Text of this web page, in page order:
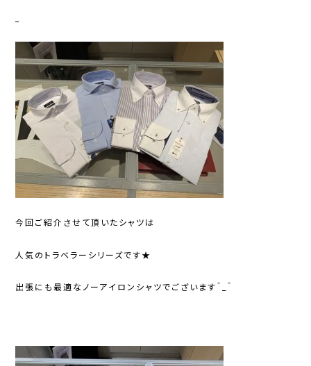
今回ご紹介させて頂いたシャツは
人気のトラベラーシリーズです★
出張にも最適なノーアイロンシャツでございます＾_＾